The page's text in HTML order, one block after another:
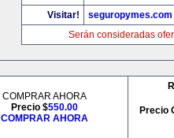
Visitar!
seguropymes.com
Serán consideradas
COMPRAR AHORA
Precio $550.00
COMPRAR AHORA
Precio